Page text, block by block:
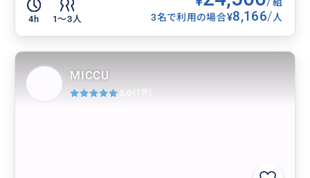
4h 1〜3人
3名で利用の場合¥8,166/人
MICCU
5.0 (1件)